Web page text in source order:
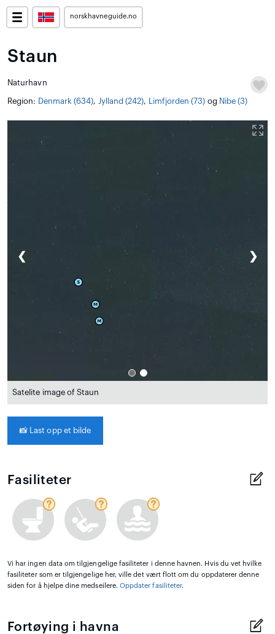
norskhavneguide.no
Staun
Naturhavn
Region: Denmark (634), Jylland (242), Limfjorden (73) og Nibe (3)
❮ ❯
Satelite image of Staun
📸 Last opp et bilde
Fasiliteter
Vi har ingen data om tilgjengelige fasiliteter i denne havnen. Hvis du vet hvilke
fasiliteter som er tilgjengelige her, ville det vært flott om du oppdaterer denne
siden for å hjelpe dine medseilere. Oppdater fasiliteter.
Fortøying i havna